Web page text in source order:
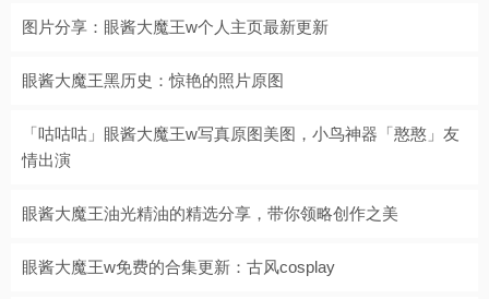
图片分享：眼酱大魔王w个人主页最新更新
眼酱大魔王黑历史：惊艳的照片原图
「咕咕咕」眼酱大魔王w写真原图美图，小鸟神器「憨憨」友
情出演
眼酱大魔王油光精油的精选分享，带你领略创作之美
眼酱大魔王w免费的合集更新：古风cosplay